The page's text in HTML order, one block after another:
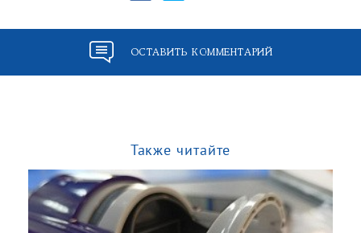
ОСТАВИТЬ КОММЕНТАРИЙ
Также читайте